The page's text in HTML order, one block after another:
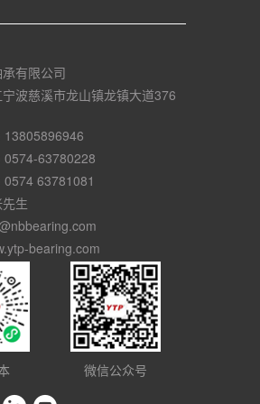
有限公司
波慈溪市龙山镇龙镇大道376
13805896946
0574-63780228
63781081
生
bearing.com
微信公众号